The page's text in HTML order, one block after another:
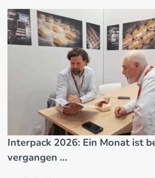
Interpack 2026: Ein Monat ist
vergangen …